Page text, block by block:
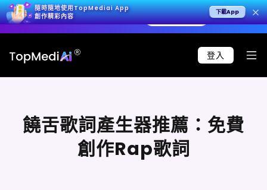
片，呈現極致寫實效果。 立即試用 > 🚀
隨時隨地使用TopMediai App
創作精彩內容
下載App
登入
饒舌歌詞產生器推薦：免費
創作Rap歌詞